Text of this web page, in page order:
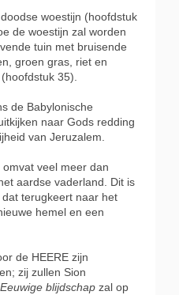
woestijn (hoofdstuk
de woestijn zal worden
tuin met bruisende
groen gras, riet en
35).
de Babylonische
naar Gods redding
van Jeruzalem.
veel meer dan
aardse vaderland. Dit is
terugkeert naar het
hemel en een
de HEERE zijn
zij zullen Sion
Eeuwige blijdschap zal op